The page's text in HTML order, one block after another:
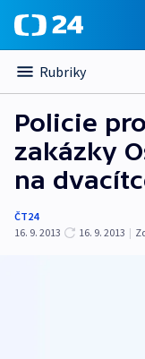
Rubriky
Policie
zakázky
na
ČT24
16. 9. 2013
16. 9. 2013 |